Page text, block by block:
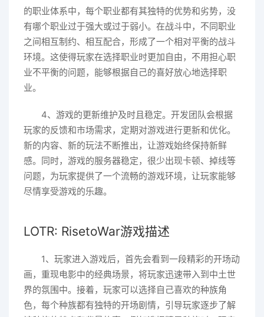
的职业体系中，每个职业都有其独特的优势和劣势，没
有哪个职业过于强大或过于弱小。在战斗中，不同职业
之间相互制约、相互配合，形成了一个相对平衡的战斗
环境。这使得玩家在选择职业时更加自由，不用担心职
业不平衡的问题，能够根据自己的喜好放心地选择职
业。
4、游戏的更新维护及时且稳定。开发团队会根据
玩家的反馈和市场需求，定期对游戏进行更新和优化。
新的内容、新的玩法不断推出，让游戏始终保持新鲜
感。同时，游戏的服务器稳定，很少出现卡顿、掉线等
问题，为玩家提供了一个流畅的游戏环境，让玩家能够
尽情享受游戏的乐趣。
LOTR: RisetoWar游戏描述
1、玩家进入游戏后，首先会看到一段精彩的开场动
画，重现电影中的经典场景，将玩家迅速带入到中土世
界的氛围中。接着，玩家可以选择自己喜欢的种族角
色，每个种族都有独特的开场剧情，引导玩家逐步了解